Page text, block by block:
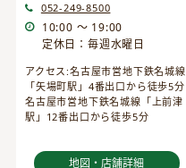
052-249-8500
10:00 ～ 19:00
定休日：毎週水曜日
アクセス:名古屋市営地下鉄名城線
「矢場町駅」4番出口から徒歩5分
名古屋市営地下鉄名城線「上前津
駅」12番出口から徒歩5分
地図・店舗詳細